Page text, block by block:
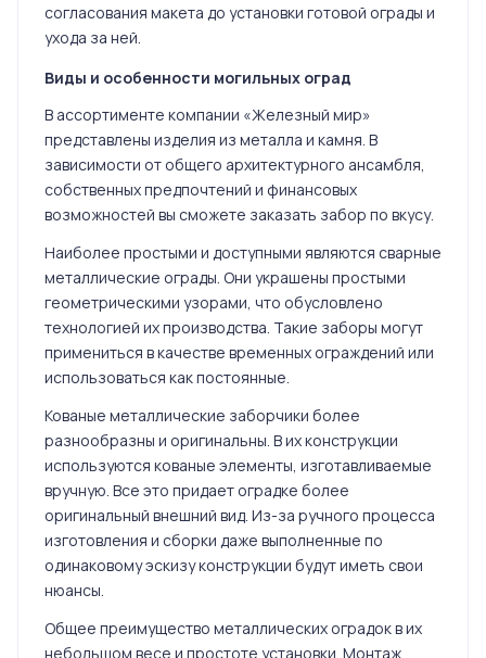
согласования макета до установки готовой ограды и
ухода за ней.
Виды и особенности могильных оград
В ассортименте компании «Железный мир»
представлены изделия из металла и камня. В
зависимости от общего архитектурного ансамбля,
собственных предпочтений и финансовых
возможностей вы сможете заказать забор по вкусу.
Наиболее простыми и доступными являются сварные
металлические ограды. Они украшены простыми
геометрическими узорами, что обусловлено
технологией их производства. Такие заборы могут
примениться в качестве временных ограждений или
использоваться как постоянные.
Кованые металлические заборчики более
разнообразны и оригинальны. В их конструкции
используются кованые элементы, изготавливаемые
вручную. Все это придает оградке более
оригинальный внешний вид. Из-за ручного процесса
изготовления и сборки даже выполненные по
одинаковому эскизу конструкции будут иметь свои
нюансы.
Общее преимущество металлических оградок в их
небольшом весе и простоте установки. Монтаж